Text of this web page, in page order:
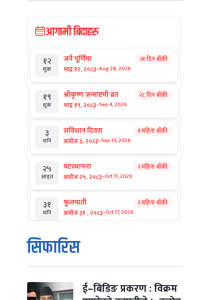
आगामी बिदाहरु
१२
शुक्र
जनै पूर्णिमा
भाद्र १२, २०८३-Aug 28, 2026
२१ दिन बाँकी
१९
शुक्र
श्रीकृष्ण जन्माष्टमी व्रत
भाद्र १९, २०८३-Sep 4, 2026
२८ दिन बाँकी
३
शनि
संविधान दिवस
असोज ३, २०८३-Sep 19, 2026
१ महिना बाँकी
२५
आइत
घटस्थापना
असोज २५, २०८३-Oct 11, 2026
२ महिना बाँकी
३१
शनि
फूलपाती
असोज ३१ , २०८३-Oct 17, 2026
२ महिना बाँकी
१
आइत
कार्तिक सङ्क्रान्ति
कार्तिक १, २०८३
मंगल कार्तिक ३, २०८३-Oct 20, 2026
सिफारिस
ई–बिडिङ प्रकरण : विक्रम